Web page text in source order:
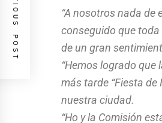
“A nosotros nada
conseguido que
de un gran
“Hemos logrado que
más tarde “Fiesta
nuestra ciudad.
“Ho y la Comisión
PREVIOUS POST